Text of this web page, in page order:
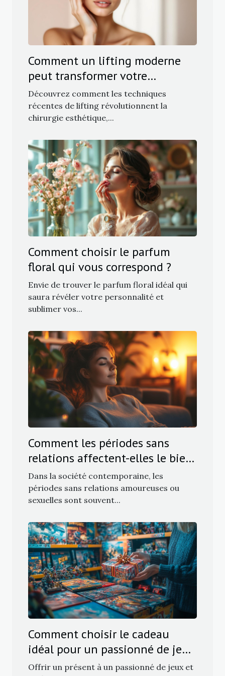
Comment un lifting moderne
peut transformer votre
apparence sans traces visibles ?
Découvrez comment les techniques
récentes de lifting révolutionnent la
chirurgie esthétique,...
Comment choisir le parfum
floral qui vous correspond ?
Envie de trouver le parfum floral idéal qui
saura révéler votre personnalité et
sublimer vos...
Comment les périodes sans
relations affectent-elles le bien-
être féminin ?
Dans la société contemporaine, les
périodes sans relations amoureuses ou
sexuelles sont souvent...
Comment choisir le cadeau
idéal pour un passionné de jeux
et figurines ?
Offrir un présent à un passionné de jeux et